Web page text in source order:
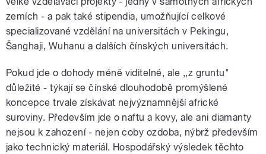
zemích - a pak také stipendia, umožňující celkové
specializované vzdělání na universitách v Pekingu,
Šanghaji, Wuhanu a dalších čínských universitách.
Pokud jde o dohody méně viditelné, ale ,,z gruntu"
důležité - týkají se čínské dlouhodobě promýšlené
koncepce trvale získávat nejvýznamnější africké
suroviny. Především jde o naftu a kovy, ale ani diamanty
nejsou k zahození - nejen coby ozdoba, nýbrž především
jako technický materiál. Hospodářský výsledek těchto